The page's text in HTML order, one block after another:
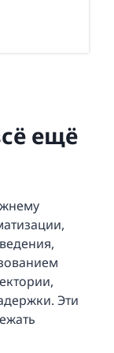
ещё
Эти